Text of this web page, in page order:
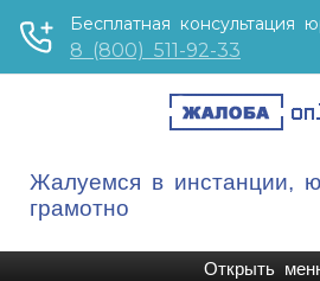
Жалуемся в инстанции,
грамотно